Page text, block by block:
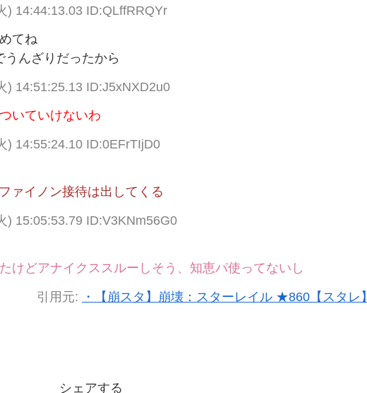
) 14:44:13.03 ID:QLffRRQYr
てね
んざりだったから
) 14:51:25.13 ID:J5xNXD2u0
いていけないわ
) 14:55:24.10 ID:0EFrTIjD0
ァイノン接待は出してくる
) 15:05:53.79 ID:V3KNm56G0
けどアナイクススルーしそう、知恵パ使ってないし
引用元: ・【崩スタ】崩壊：スターレイル ★860【スタレ】
シェアする